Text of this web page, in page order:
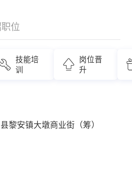
位
技能培
训
岗位晋
升
黎安镇大墩商业街（筹）